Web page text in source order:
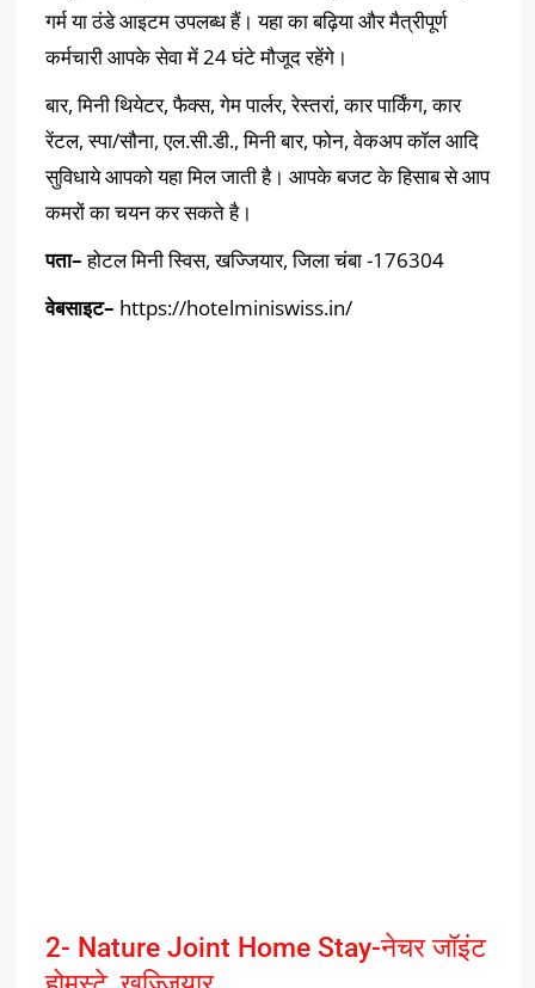
गर्म या ठंडे आइटम उपलब्ध हैं। यहा का बढ़िया और मैत्रीपूर्ण
कर्मचारी आपके सेवा में 24 घंटे मौजूद रहेंगे।
बार, मिनी थियेटर, फैक्स, गेम पार्लर, रेस्तरां, कार पार्किंग, कार
रेंटल, स्पा/सौना, एल.सी.डी., मिनी बार, फोन, वेकअप कॉल आदि
सुविधाये आपको यहा मिल जाती है। आपके बजट के हिसाब से आप
कमरों का चयन कर सकते है।
पता–होटल मिनी स्विस, खज्जियार, जिला चंबा -176304
वेबसाइट– https://hotelminiswiss.in/
2- Nature Joint Home Stay-नेचर जॉइंट